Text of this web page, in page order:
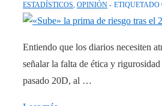
ESTADÍSTICOS, OPINIÓN ETIQUETADO
Entiendo que los diarios necesiten
señalar la falta de ética y
pasado 20D, al …